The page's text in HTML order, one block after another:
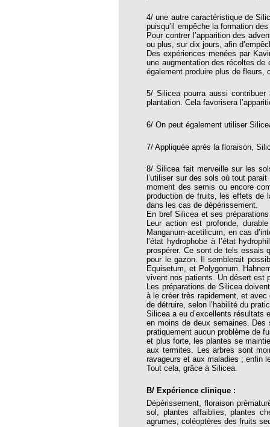
4/ une autre caractéristique de
puisqu’il empêche la formation
Pour contrer l’apparition des
ou plus, sur dix jours, afin
Des expériences menées par
une augmentation des récoltes de
également produire plus de fleurs,
5/ Silicea pourra aussi
plantation. Cela favorisera
6/ On peut également utiliser
7/ Appliquée après la floraison,
8/ Silicea fait merveille sur les
l’utiliser sur des sols où tout
moment des semis ou encore
production de fruits, les effets de
dans les cas de dépérissement.
En bref Silicea et ses
Leur action est profonde,
Manganum-acetilicum, en cas
l’état hydrophobe à l’état
prospérer. Ce sont de tels essais
pour le gazon. Il semblerait
Equisetum, et Polygonum.
vivent nos patients. Un désert est
Les préparations de Silicea
à le créer très rapidement, et
de détruire, selon l’habilité du
Silicea a eu d’excellents résultats
en moins de deux semaines. Des
pratiquement aucun problème de
et plus forte, les plantes se
aux termites. Les arbres sont
ravageurs et aux maladies ; enfin
Tout cela, grâce à Silicea.
B/ Expérience clinique :
Dépérissement, floraison
sol, plantes affaiblies, plantes
agrumes, coléoptères des fruits